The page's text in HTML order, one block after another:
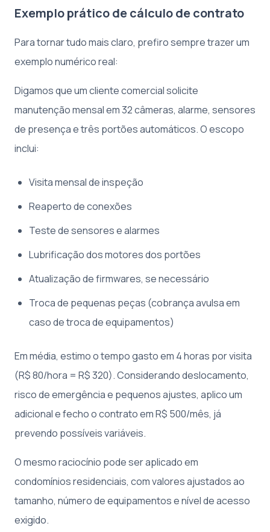
Exemplo prático de cálculo de contrato
Para tornar tudo mais claro, prefiro sempre trazer um
exemplo numérico real:
Digamos que um cliente comercial solicite
manutenção mensal em 32 câmeras, alarme, sensores
de presença e três portões automáticos. O escopo
inclui:
Visita mensal de inspeção
Reaperto de conexões
Teste de sensores e alarmes
Lubrificação dos motores dos portões
Atualização de firmwares, se necessário
Troca de pequenas peças (cobrança avulsa em
caso de troca de equipamentos)
Em média, estimo o tempo gasto em 4 horas por visita
(R$ 80/hora = R$ 320). Considerando deslocamento,
risco de emergência e pequenos ajustes, aplico um
adicional e fecho o contrato em R$ 500/mês, já
prevendo possíveis variáveis.
O mesmo raciocínio pode ser aplicado em
condomínios residenciais, com valores ajustados ao
tamanho, número de equipamentos e nível de acesso
exigido.